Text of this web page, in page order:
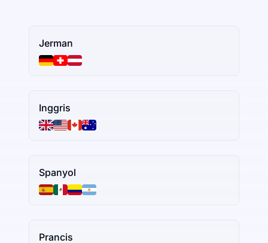
Jerman
Inggris
Spanyol
Prancis